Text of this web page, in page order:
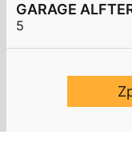
GARAGE
5